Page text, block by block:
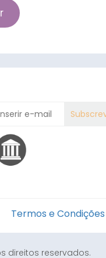
Termos e Condições
direitos reservados.